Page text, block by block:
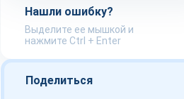
Нашли ошибку?
Выделите ее мышкой и
нажмите Ctrl + Enter
Поделиться